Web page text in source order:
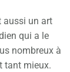
aussi un art
qui a le
nombreux à
tant mieux.